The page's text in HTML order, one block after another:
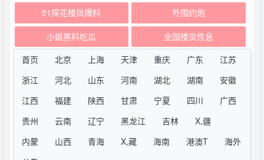
51探花楼凤爆料 外围约炮
小姐黑料吃瓜
全国楼凤性息
首页
北京 上海 天津 重庆 广东
江苏
浙江
河北 山东 河南 湖北 湖南
安徽
江西
福建 陕西 甘肃 宁夏 四川
广西
贵州
云南 辽宁 黑龙江 吉林
X,疆
内蒙
山西 青海 X,藏 海南 港澳T
海外